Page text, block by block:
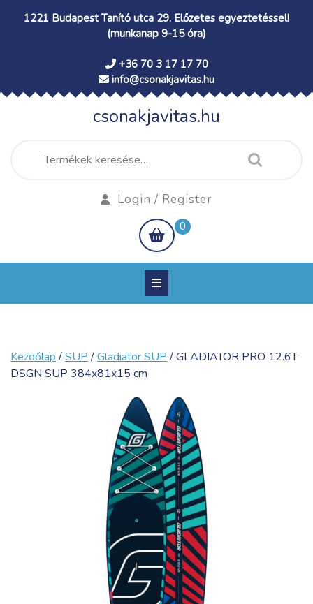
1221 Budapest Tanító utca 29. Előzetes egyeztetéssel!
(munkanap 9-15 óra)
+36 70 3 17 17 70
info@csonakjavitas.hu
csonakjavitas.hu
Keresés
a
Login / Register
shopping
cart
0
Kezdőlap/SUP/Gladiator SUP/ GLADIATOR PRO 12.6T
DSGN SUP 384x81x15 cm